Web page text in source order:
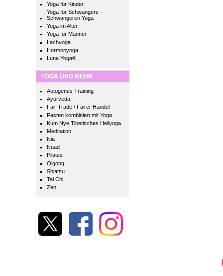
Yoga für Kinder
Yoga für Schwangere -
Schwangeren Yoga
Yoga im Alter
Yoga für Männer
Lachyoga
Hormonyoga
Luna Yoga®
YOGA UND MEHR
Autogenes Training
Ayurveda
Fair Trade / Fairer Handel
Fasten kombiniert mit Yoga
Kum Nye Tibetisches Heilyoga
Meditation
Nia
Nuad
Pilates
Qigong
Shiatsu
Tai Chi
Zen